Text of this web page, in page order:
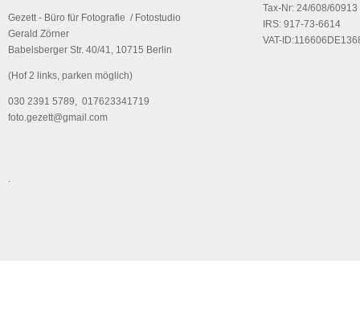
Gezett - Büro für Fotografie / Fotostudio
Gerald Zörner
Babelsberger Str. 40/41, 10715 Berlin
(Hof 2 links, parken möglich)
030 2391 5789, 017623341719
foto.gezett@gmail.com
Tax-Nr: 24/608/60913
IRS: 917-73-6614
VAT-
.